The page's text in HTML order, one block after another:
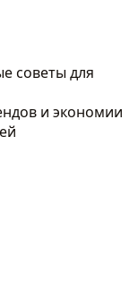
советы для
и экономии